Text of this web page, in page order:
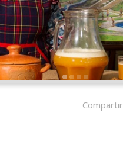
Compartir